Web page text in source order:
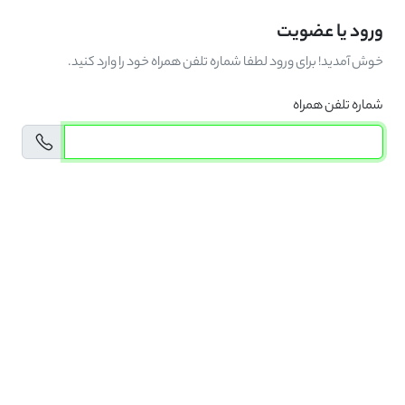
ورود یا عضویت
خوش آمدید! برای ورود لطفا شماره تلفن همراه خود را وارد کنید.
شماره تلفن همراه